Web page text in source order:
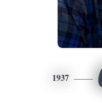
1937